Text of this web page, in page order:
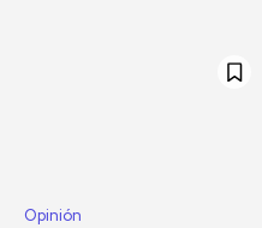
Opinión